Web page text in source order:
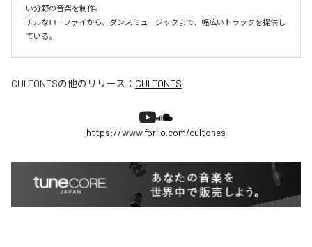
い分野の音楽を制作。
チルなローファイから、ダンスミュージックまで、幅広いトラックを提供し
ている。
CULTONESの他のリリース： CULTONES
https://www.foriio.com/cultones